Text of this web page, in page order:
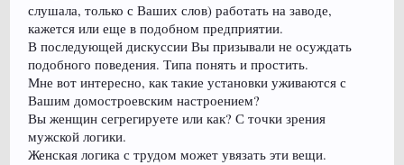
слушала, только с Ваших слов) работать на заводе,
кажется или еще в подобном предприятии.
В последующей дискуссии Вы призывали не осуждать
подобного поведения. Типа понять и простить.
Мне вот интересно, как такие установки уживаются с
Вашим домостроевским настроением?
Вы женщин сегрегируете или как? С точки зрения
мужской логики.
Женская логика с трудом может увязать эти вещи.